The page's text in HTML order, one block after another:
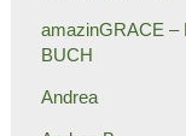
amazinGRACE –
BUCH
Andrea